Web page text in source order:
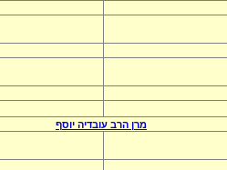
מרן הרב עובדיה יוסף